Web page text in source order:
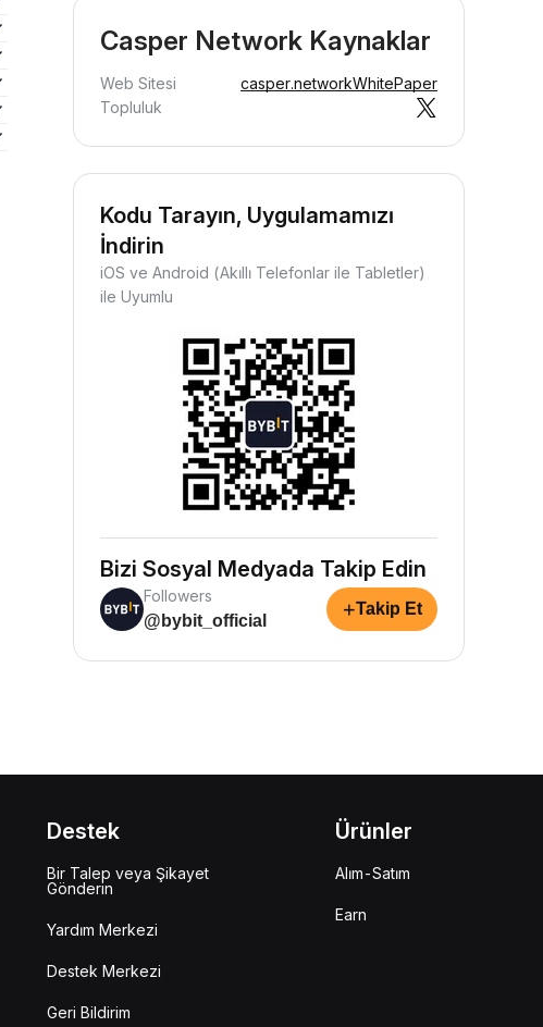
Casper Network Kaynaklar
Web Sitesi casper.networkWhitePaper
Topluluk
Kodu Tarayın, Uygulamamızı
İndirin
iOS ve Android (Akıllı Telefonlar ile Tabletler)
ile Uyumlu
Bizi Sosyal Medyada Takip Edin
Followers
@bybit_official
+Takip Et
Destek
Bir Talep veya Şikayet
Gönderin
Yardım Merkezi
Destek Merkezi
Geri Bildirim
Ürünler
Alım-Satım
Earn